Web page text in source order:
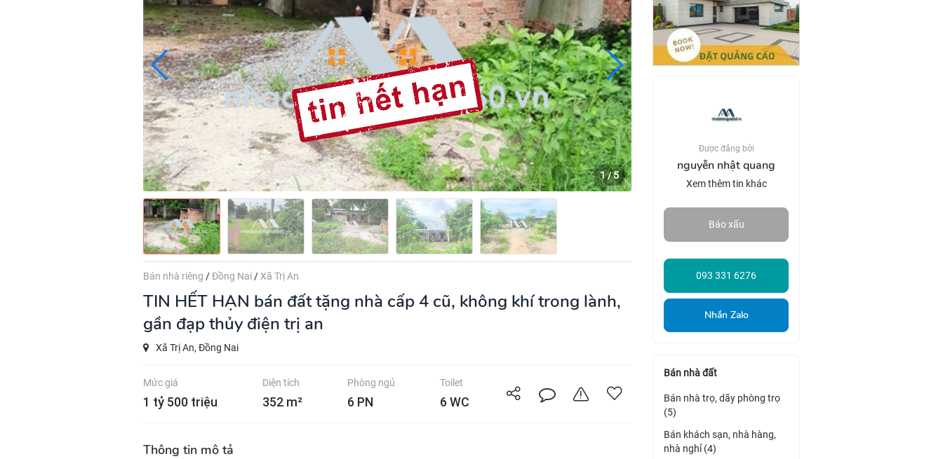
1/5
Bán nhà riêng /Đồng Nai / Xã Trị An
TIN HẾT HẠN bán đất tặng nhà cấp 4 cũ, không khí trong lành,
gần đạp thủy điện trị an
Xã Trị An, Đồng Nai
Mức giá
1 tỷ 500 triệu
Diện tích
352 m²
Phòng ngủ
6 PN
Toilet
6 WC
Thông tin mô tả
Được đăng bởi
nguyễn nhật quang
Xem thêm tin khác
Báo xấu
093 331 6276
Nhắn Zalo
Bán nhà đất
Bán nhà trọ, dãy phòng trọ
(5)
Bán khách sạn, nhà hàng,
nhà nghỉ (4)